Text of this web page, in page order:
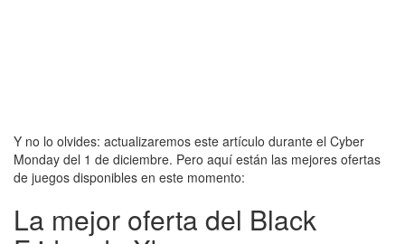
Y no lo olvides: actualizaremos este artículo durante el Cyber
Monday del 1 de diciembre. Pero aquí están las mejores ofertas
de juegos disponibles en este momento:
La mejor oferta del Black